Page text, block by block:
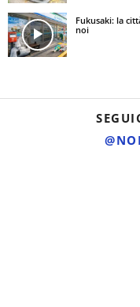
Fukusaki: la
noi